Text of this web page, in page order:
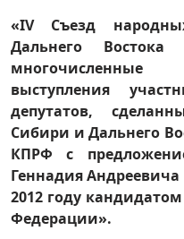
«IV Съезд
Дальнего Востока
выступления
депутатов,
Сибири и Дальнего
КПРФ с
Геннадия
2012 году
Федерации».